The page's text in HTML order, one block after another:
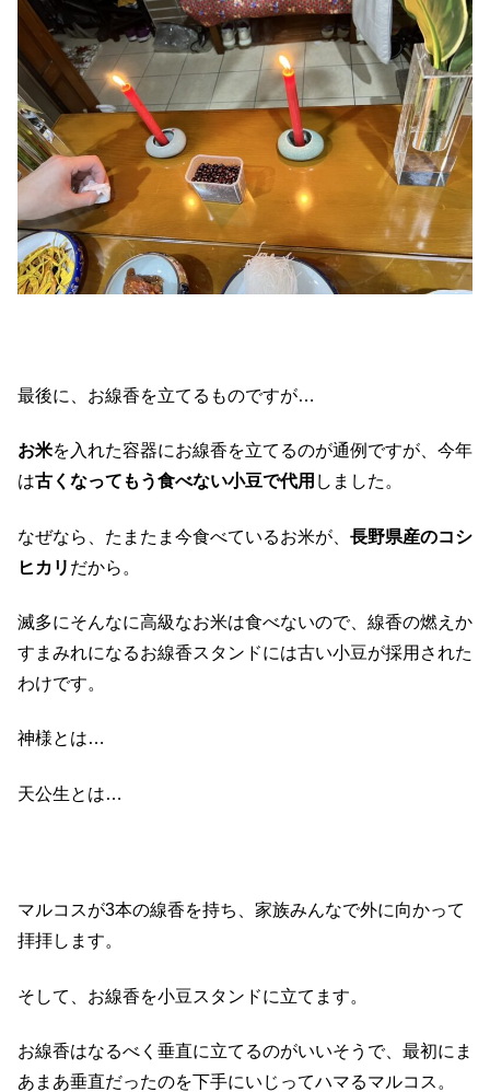
最後に、お線香を立てるものですが…
お米を入れた容器にお線香を立てるのが通例ですが、今年
は古くなってもう食べない小豆で代用 しました。
なぜなら、たまたま今食べているお米が、 長野県産のコシ
ヒカリ だから。
滅多にそんなに高級なお米は食べないので、線香の燃えか
すまみれになるお線香スタンドには古い小豆が採用された
わけです。
神様とは…
天公生とは…
マルコスが3本の線香を持ち、家族みんなで外に向かって
拝拝します。
そして、お線香を小豆スタンドに立てます。
お線香はなるべく垂直に立てるのがいいそうで、最初にま
あまあ垂直だったのを下手にいじってハマるマルコス。